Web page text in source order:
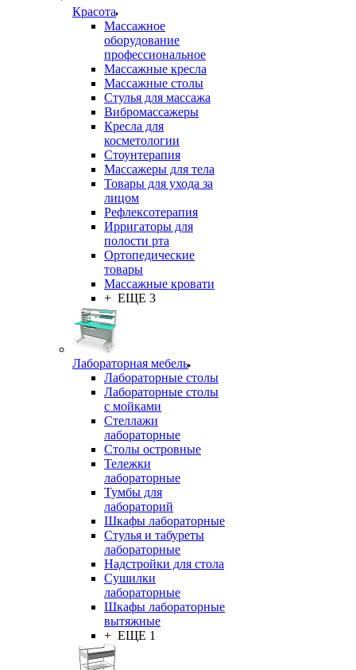
Красота
Массажное
оборудование
профессиональное
Массажные кресла
Массажные столы
Стулья для массажа
Вибромассажеры
Кресла для
косметологии
Стоунтерапия
Массажеры для тела
Товары для ухода за
лицом
Рефлексотерапия
Ирригаторы для
полости рта
Ортопедические
товары
Массажные кровати
+ ЕЩЕ 3
Лабораторная мебель
Лабораторные столы
Лабораторные столы
с мойками
Стеллажи
лабораторные
Столы островные
Тележки
лабораторные
Тумбы для
лабораторий
Шкафы лабораторные
Стулья и табуреты
лабораторные
Надстройки для стола
Сушилки
лабораторные
Шкафы лабораторные
вытяжные
+ ЕЩЕ 1